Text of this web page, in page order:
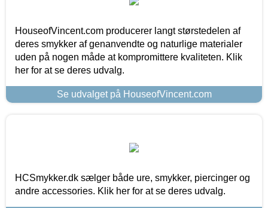
HouseofVincent.com producerer langt størstedelen af
deres smykker af genanvendte og naturlige materialer
uden på nogen måde at kompromittere kvaliteten. Klik
her for at se deres udvalg.
Se udvalget på HouseofVincent.com
HCSmykker.dk sælger både ure, smykker, piercinger og
andre accessories. Klik her for at se deres udvalg.